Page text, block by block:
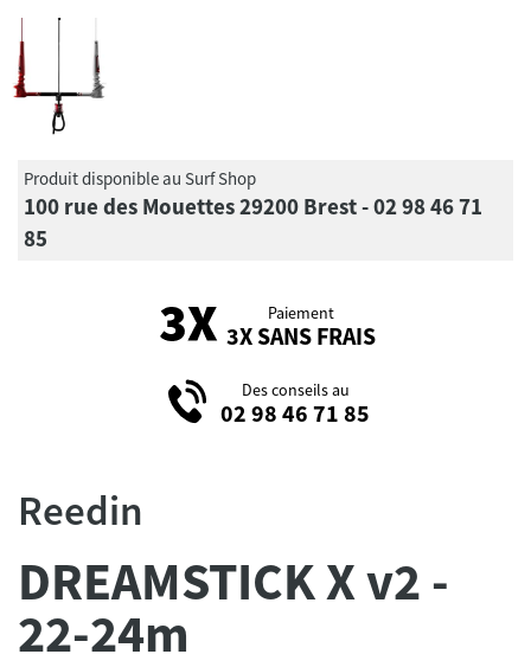
Produit disponible au Surf Shop
100 rue des Mouettes 29200 Brest - 02 98 46 71
85
Paiement
3X SANS FRAIS
Des conseils au
02 98 46 71 85
Reedin
DREAMSTICK X v2 -
22-24m